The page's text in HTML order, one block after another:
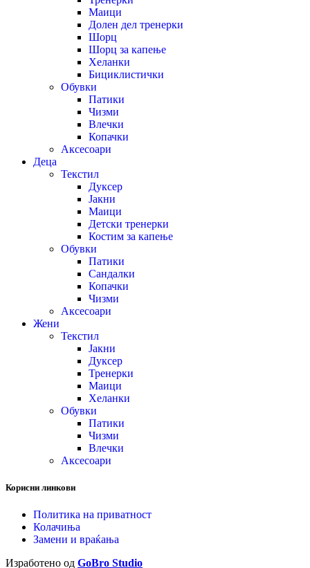
Маици
Долен дел тренерки
Шорц
Шорц за капење
Хеланки
Бициклистички
Обувки
Патики
Чизми
Влечки
Копачки
Аксесоари
Деца
Текстил
Дуксер
Јакни
Маици
Детски тренерки
Костим за капење
Обувки
Патики
Сандалки
Копачки
Чизми
Аксесоари
Жени
Текстил
Јакни
Дуксер
Тренерки
Маици
Хеланки
Обувки
Патики
Чизми
Влечки
Аксесоари
Корисни линкови
Политика на приватност
Колачиња
Замени и враќања
Изработено од GoBro Studio